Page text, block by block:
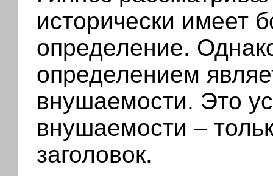
исторически имеет
определение.
определением
внушаемости. Это
внушаемости –
заголовок.